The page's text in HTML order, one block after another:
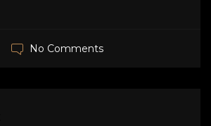
No Comments